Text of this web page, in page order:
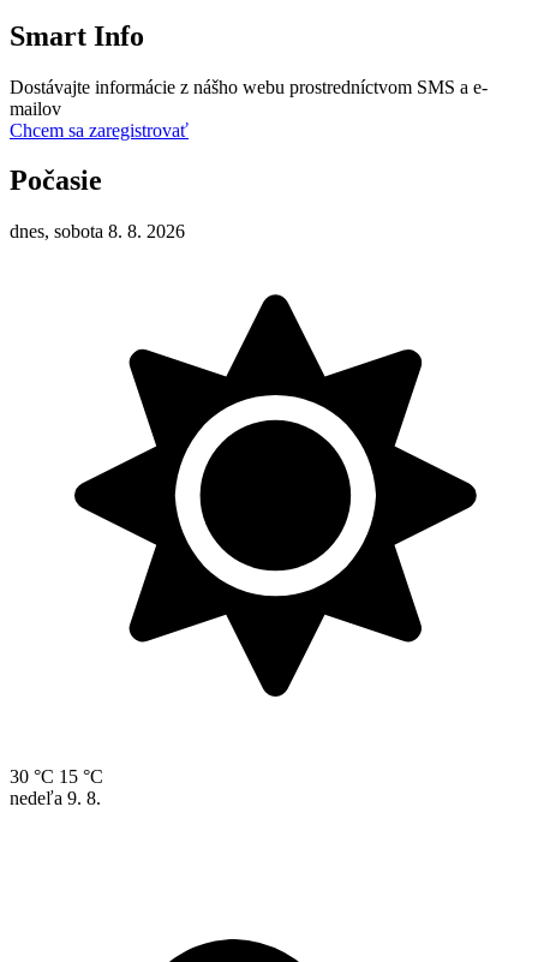
Smart Info
Dostávajte informácie z nášho webu prostredníctvom SMS a e-
mailov
Chcem sa zaregistrovať
Počasie
dnes, sobota 8. 8. 2026
30 °C 15 °C
nedeľa 9. 8.